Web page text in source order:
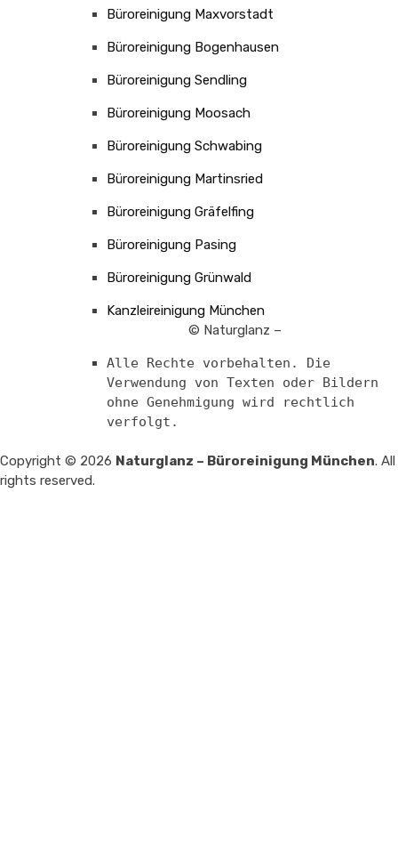
Büroreinigung Maxvorstadt
Büroreinigung Bogenhausen
Büroreinigung Sendling
Büroreinigung Moosach
Büroreinigung Schwabing
Büroreinigung Martinsried
Büroreinigung Gräfelfing
Büroreinigung Pasing
Büroreinigung Grünwald
Kanzleireinigung München
© Naturglanz –
Alle Rechte vorbehalten. Die
Verwendung von Texten oder Bildern
ohne Genehmigung wird rechtlich
verfolgt.
Copyright © 2026 Naturglanz – Büroreinigung München. All
rights reserved.